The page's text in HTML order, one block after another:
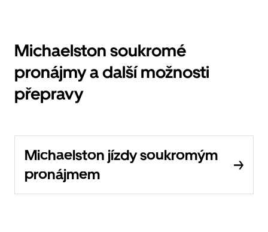
Michaelston soukromé
pronájmy a další možnosti
přepravy
Michaelston jízdy soukromým
pronájmem